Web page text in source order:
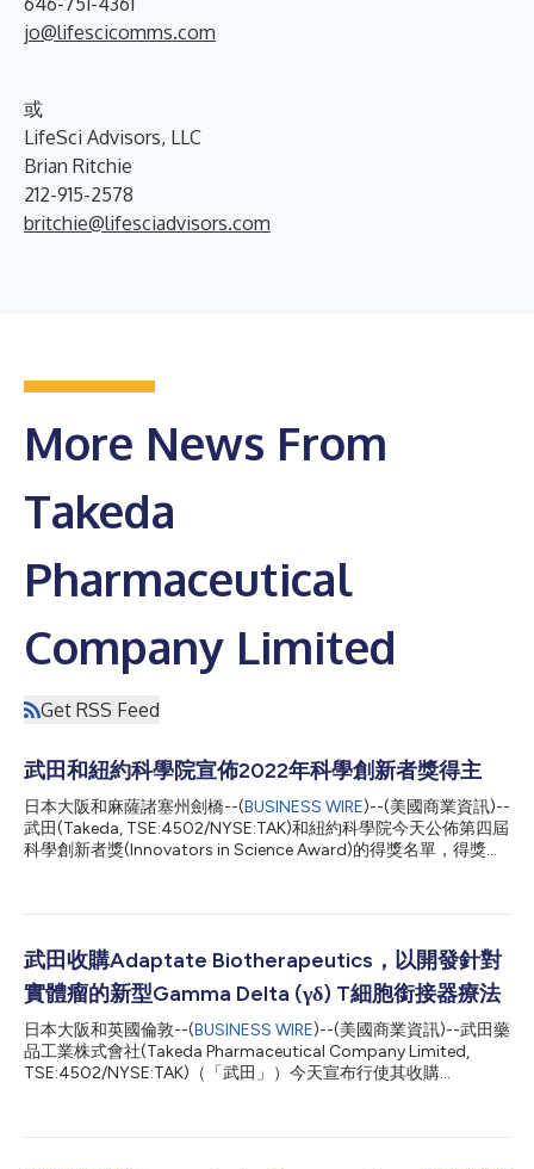
jo@lifescicomms.com
或
LifeSci Advisors, LLC
Brian Ritchie
212-915-2578
britchie@lifesciadvisors.com
More News From
Takeda
Pharmaceutical
Company Limited
Get RSS Feed
武田和紐約科學院宣佈2022年科學創新者獎得主
日本大阪和麻薩諸塞州劍橋--(BUSINESS WIRE)--(美國商業資訊)--
武田(Takeda, TSE:4502/NYSE:TAK)和紐約科學院今天公佈第四屆
科學創新者獎(Innovators in Science Award)的得獎名單，得獎者
2022年「資深科學家獎」得主是Jeffrey Gordon, M.D.，他是愛迪
院Robert J. Glaser博士傑出大學教授。Gordon博士被公認為「微
生物體科學之父」，擔任過140多名博士生和博士後人員的研究導
師，他們已成為該領域的新一代領導人。他的開創性跨領域研究揭
示了人類腸道微生物群落對生理和新陳代謝的重要影響。Gordon
博士的臨床前研究對人類腸道微生物體之形成和功能的機制及其與
疾病狀態（包括營養不良）的因果關聯提供了基礎性的見解。
Gordon博士的團隊開發出針對微生物體的治療食品，用於營養不
武田收購Adaptate Biotherapeutics，以開發針對
實體瘤的新型Gamma Delta (γδ) T細胞銜接器療法
日本大阪和英國倫敦--(BUSINESS WIRE)--(美國商業資訊)--武田藥
品工業株式會社(Takeda Pharmaceutical Company Limited,
TSE:4502/NYSE:TAK)（「武田」）今天宣布行使其收購
此次收購，武田將獲得Adaptate以抗體為基礎的γδ T細胞銜接器